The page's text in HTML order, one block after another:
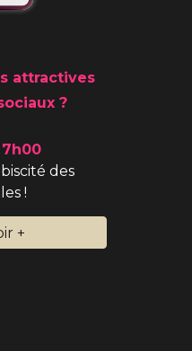
attractives
?
7 h00
des
!
+